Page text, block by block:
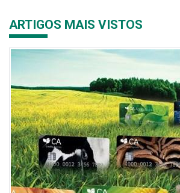
ARTIGOS MAIS VISTOS